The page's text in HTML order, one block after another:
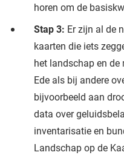
horen om de
Stap 3: Er zijn al de
kaarten die iets
het landschap en de
Ede als bij andere
bijvoorbeeld aan
data over
inventarisatie en
Landschap op de